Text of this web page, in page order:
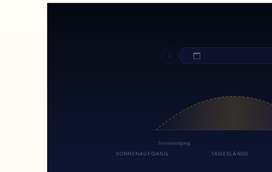
Sonnenaufgang
SONNENAUFGANG TAGESLÄNGE